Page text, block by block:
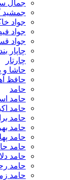
جمال
جمشید
جواد
جواد
جواد
چاپار بند
چارتار
حاشا و
حافظ
حامد
حامد
حامد
حامد
حامد
حامد
حامد
حامد
حامد
حامد